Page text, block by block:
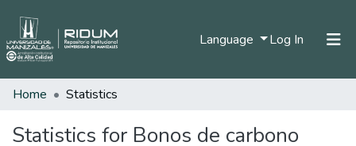
Language Log In (current)
Communities & Collections
Home Statistics
Statistics for Bonos de carbono